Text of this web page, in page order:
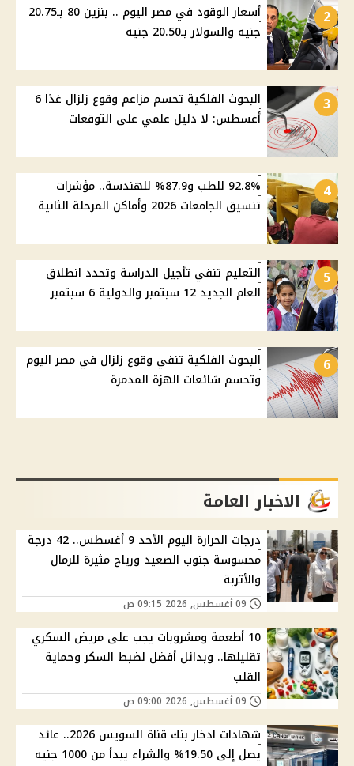
2
أسعار الوقود في مصر اليوم .. بنزين 80 بـ20.75
جنيه والسولار بـ20.50 جنيه
3
البحوث الفلكية تحسم مزاعم وقوع زلزال غدًا 6
أغسطس: لا دليل علمي على التوقعات
4
92.8% للطب و87.9% للهندسة.. مؤشرات
تنسيق الجامعات 2026 وأماكن المرحلة الثانية
5
التعليم تنفي تأجيل الدراسة وتحدد انطلاق
العام الجديد 12 سبتمبر والدولية 6 سبتمبر
6
البحوث الفلكية تنفي وقوع زلزال في مصر اليوم
وتحسم شائعات الهزة المدمرة
الاخبار العامة
درجات الحرارة اليوم الأحد 9 أغسطس.. 42 درجة
محسوسة جنوب الصعيد ورياح مثيرة للرمال
والأتربة
10 أطعمة ومشروبات يجب على مريض السكري
تقليلها.. وبدائل أفضل لضبط السكر وحماية
القلب
شهادات ادخار بنك قناة السويس 2026.. عائد
يصل إلى 19.50% والشراء يبدأ من 1000 جنيه